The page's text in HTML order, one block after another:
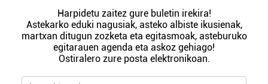
Harpidetu zaitez gure buletin irekira!
Astekarko eduki nagusiak, asteko albiste ikusienak,
martxan ditugun zozketa eta egitasmoak, asteburuko
egitarauen agenda eta askoz gehiago!
Ostiralero zure posta elektronikoan.